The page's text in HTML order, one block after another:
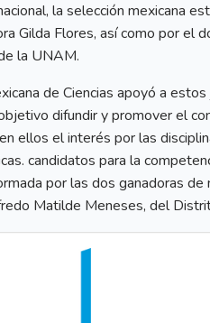
la selección mexicana
Gilda Flores, así como por el
la UNAM.
de Ciencias apoyó a
difundir y promover el
ellos el interés por las
candidatos para la
por las dos ganadoras
Matilde Meneses, del